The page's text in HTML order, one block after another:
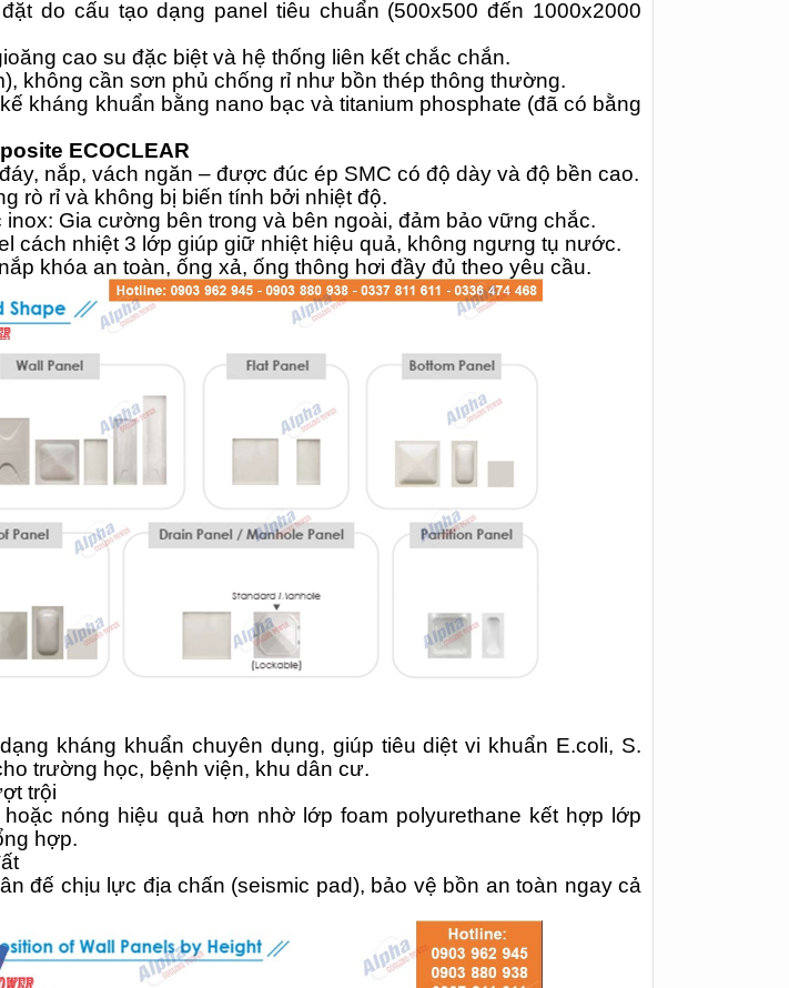
do cấu tạo dạng panel tiêu chuẩn (500x500 đến 1000x2000
cao su đặc biệt và hệ thống liên kết chắc chắn.
không cần sơn phủ chống rỉ như bồn thép thông thường.
kháng khuẩn bằng nano bạc và titanium phosphate (đã có bằng
ECOCLEAR
nắp, vách ngăn – được đúc ép SMC có độ dày và độ bền cao.
rò rỉ và không bị biến tính bởi nhiệt độ.
Gia cường bên trong và bên ngoài, đảm bảo vững chắc.
cách nhiệt 3 lớp giúp giữ nhiệt hiệu quả, không ngưng tụ nước.
khóa an toàn, ống xả, ống thông hơi đầy đủ theo yêu cầu.
kháng khuẩn chuyên dụng, giúp tiêu diệt vi khuẩn E.coli, S.
trường học, bệnh viện, khu dân cư.
trội
nóng hiệu quả hơn nhờ lớp foam polyurethane kết hợp lớp
hợp.
đế chịu lực địa chấn (seismic pad), bảo vệ bồn an toàn ngay cả